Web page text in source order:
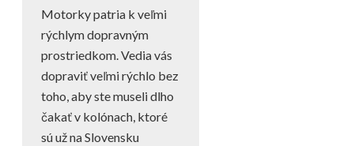
Motorky patria k veľmi
rýchlym dopravným
prostriedkom. Vedia vás
dopraviť veľmi rýchlo bez
toho, aby ste museli dlho
čakať v kolónach, ktoré
sú už na Slovensku